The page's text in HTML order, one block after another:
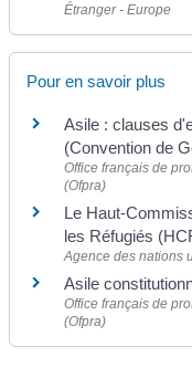
Étranger - Europe
Pour en savoir plus
Asile : clauses
(Convention de
Office français de
(Ofpra)
Le Haut-
les Réfugiés
Agence des nations
Asile
Office français de
(Ofpra)